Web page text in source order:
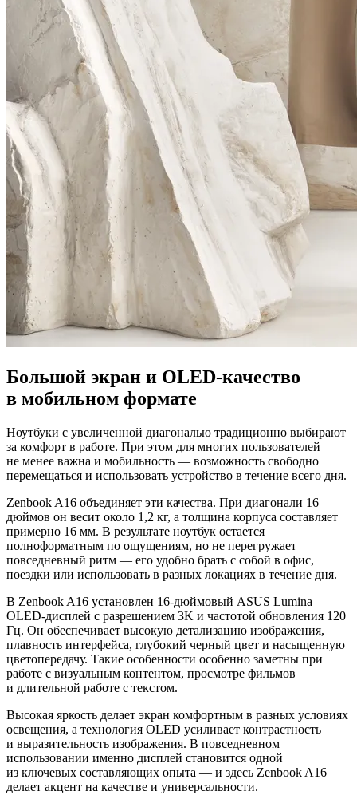
Большой экран и OLED-качество
в мобильном формате
Ноутбуки с увеличенной диагональю традиционно выбирают
за комфорт в работе. При этом для многих пользователей
не менее важна и мобильность — возможность свободно
перемещаться и использовать устройство в течение всего дня.
Zenbook A16 объединяет эти качества. При диагонали 16
дюймов он весит около 1,2 кг, а толщина корпуса составляет
примерно 16 мм. В результате ноутбук остается
полноформатным по ощущениям, но не перегружает
повседневный ритм — его удобно брать с собой в офис,
поездки или использовать в разных локациях в течение дня.
В Zenbook A16 установлен 16-дюймовый ASUS Lumina
OLED-дисплей с разрешением 3K и частотой обновления 120
Гц. Он обеспечивает высокую детализацию изображения,
плавность интерфейса, глубокий черный цвет и насыщенную
цветопередачу. Такие особенности особенно заметны при
работе с визуальным контентом, просмотре фильмов
и длительной работе с текстом.
Высокая яркость делает экран комфортным в разных условиях
освещения, а технология OLED усиливает контрастность
и выразительность изображения. В повседневном
использовании именно дисплей становится одной
из ключевых составляющих опыта — и здесь Zenbook A16
делает акцент на качестве и универсальности.